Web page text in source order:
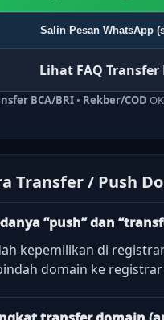
Salin Pesan WhatsApp
Lihat FAQ
BCA/BRI • Rekber/COD
Transfer / Push
“push” dan
kepemilikan di
domain ke